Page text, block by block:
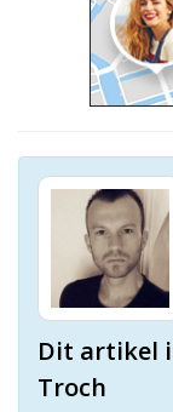
Dit artikel
Troch